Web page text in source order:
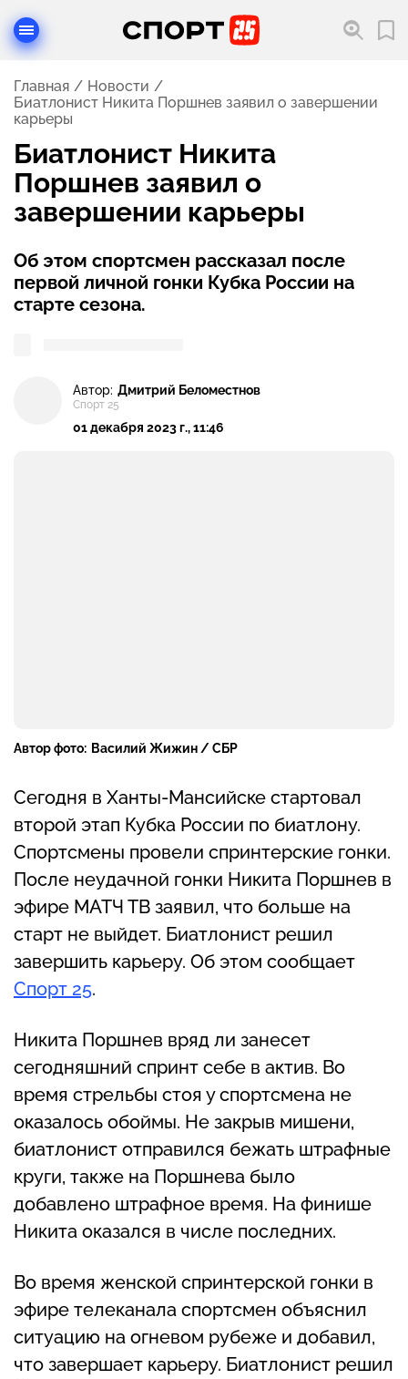
Главная
Новости
Биатлонист Никита Поршнев заявил о завершении
карьеры
Биатлонист Никита
Поршнев заявил о
завершении карьеры
Об этом спортсмен рассказал после
первой личной гонки Кубка России на
старте сезона.
Автор: Дмитрий Беломестнов
Спорт 25
01 декабря 2023 г., 11:46
Автор фото: Василий Жижин / СБР
Сегодня в Ханты-Мансийске стартовал
второй этап Кубка России по биатлону.
Спортсмены провели спринтерские гонки.
После неудачной гонки Никита Поршнев в
эфире МАТЧ ТВ заявил, что больше на
старт не выйдет. Биатлонист решил
завершить карьеру. Об этом сообщает
Спорт 25.
Никита Поршнев вряд ли занесет
сегодняшний спринт себе в актив. Во
время стрельбы стоя у спортсмена не
оказалось обоймы. Не закрыв мишени,
биатлонист отправился бежать штрафные
круги, также на Поршнева было
добавлено штрафное время. На финише
Никита оказался в числе последних.
Во время женской спринтерской гонки в
эфире телеканала спортсмен объяснил
ситуацию на огневом рубеже и добавил,
что завершает карьеру. Биатлонист решил